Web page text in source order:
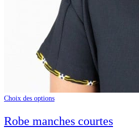
Choix des options
Robe manches courtes